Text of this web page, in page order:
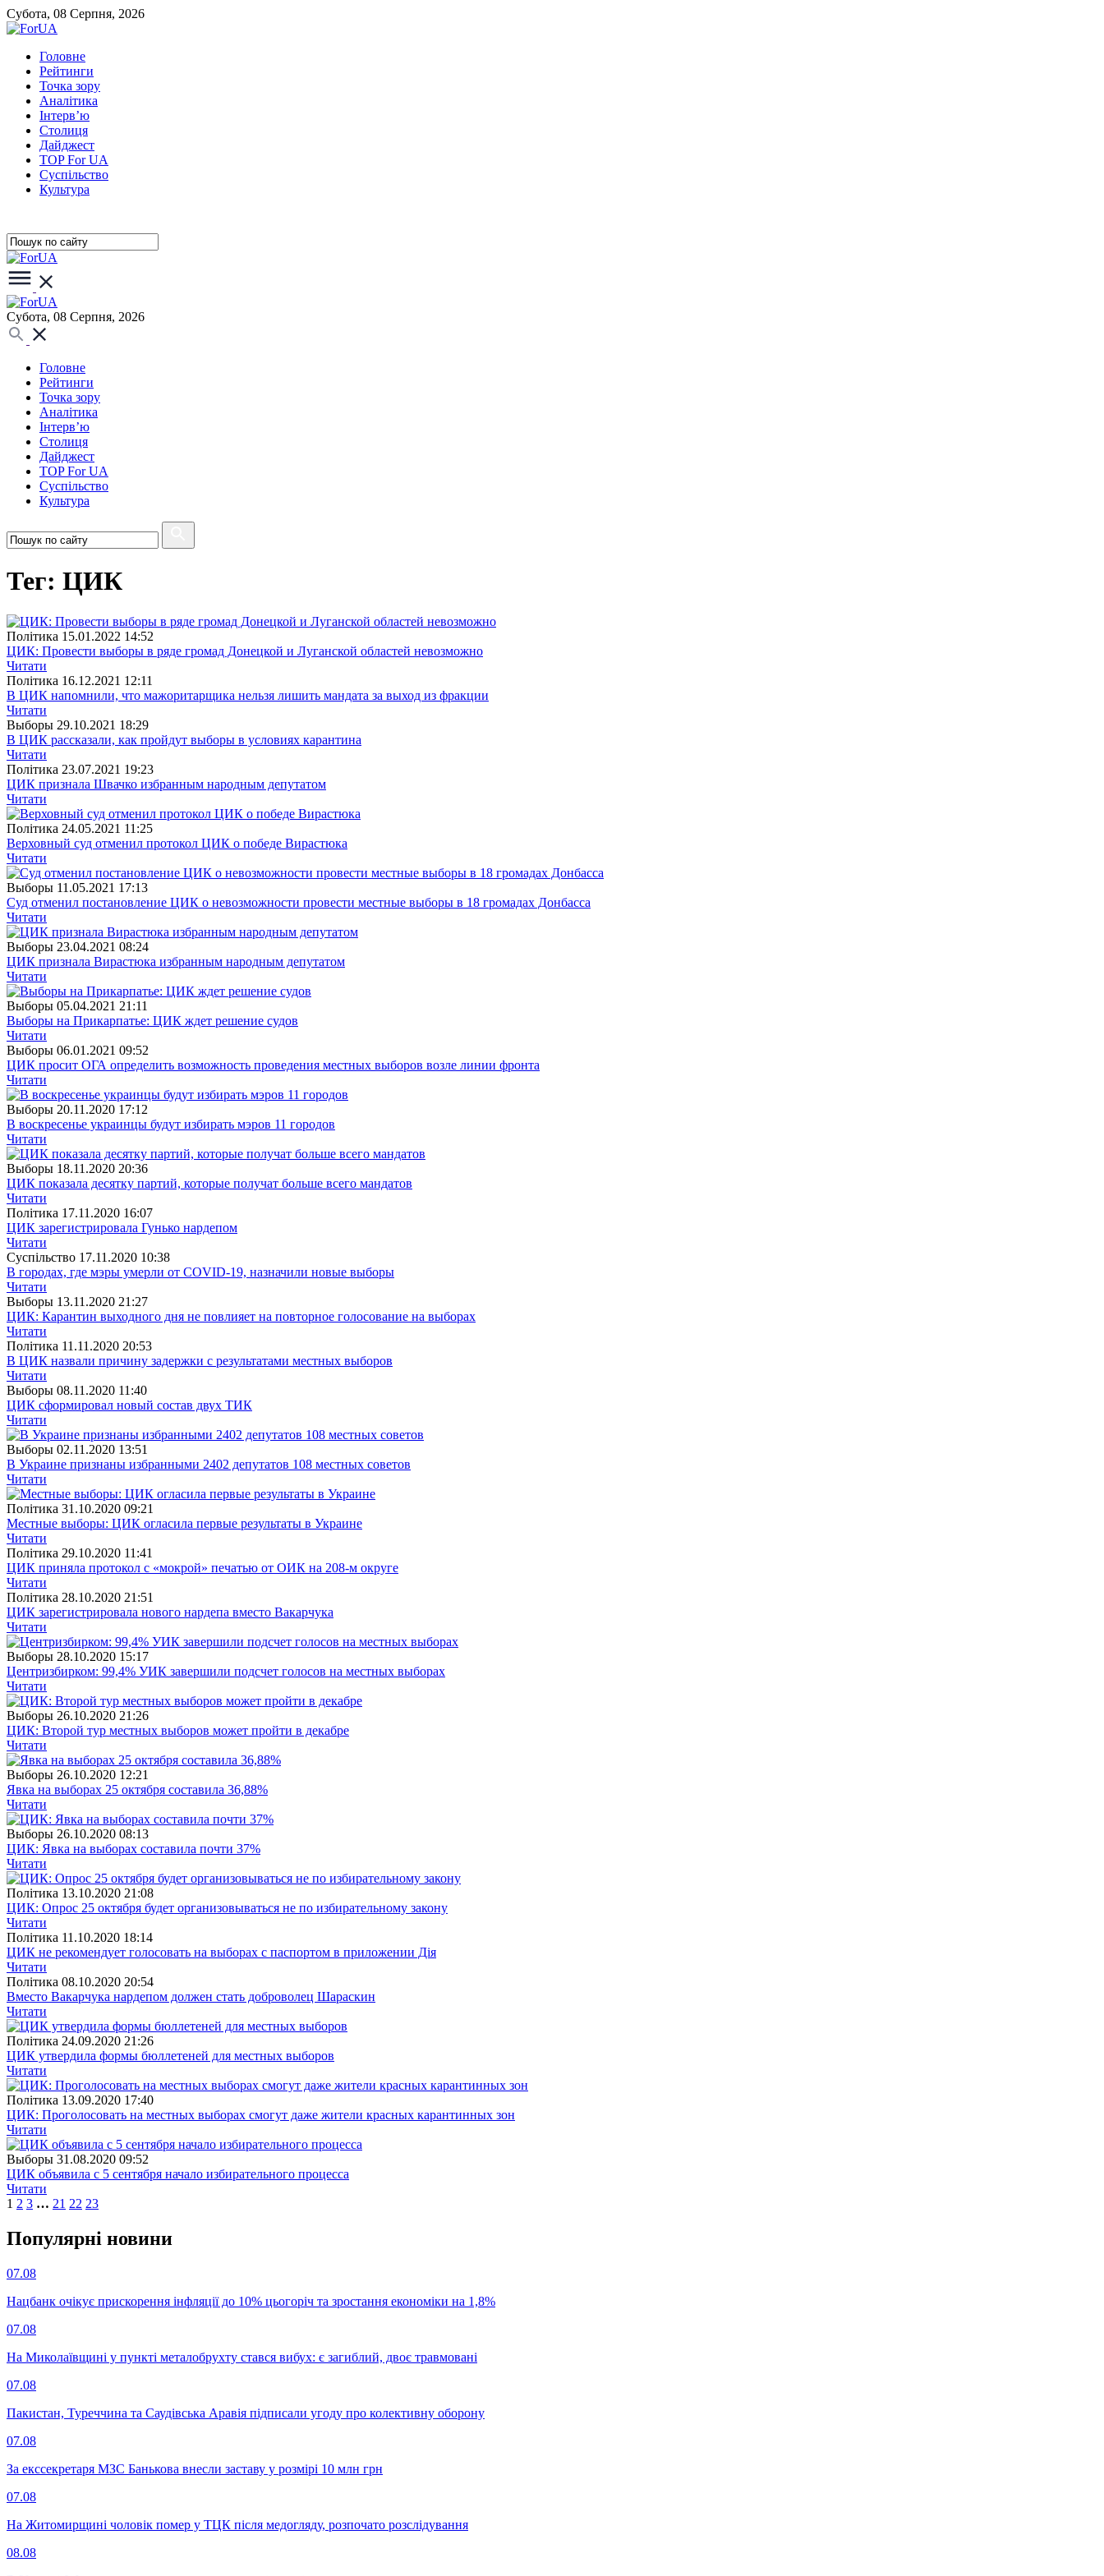
Субота, 08 Серпня, 2026
Головне
Рейтинги
Точка зору
Аналітика
Інтерв’ю
Столиця
Дайджест
TOP For UA
Суспiльство
Культура
Субота, 08 Серпня, 2026
Головне
Рейтинги
Точка зору
Аналітика
Інтерв’ю
Столиця
Дайджест
TOP For UA
Суспiльство
Культура
Тег: ЦИК
Полiтика 15.01.2022 14:52
ЦИК: Провести выборы в ряде громад Донецкой и Луганской областей невозможно
Читати
Полiтика 16.12.2021 12:11
В ЦИК напомнили, что мажоритарщика нельзя лишить мандата за выход из фракции
Читати
Выборы 29.10.2021 18:29
В ЦИК рассказали, как пройдут выборы в условиях карантина
Читати
Полiтика 23.07.2021 19:23
ЦИК признала Швачко избранным народным депутатом
Читати
Полiтика 24.05.2021 11:25
Верховный суд отменил протокол ЦИК о победе Вирастюка
Читати
Выборы 11.05.2021 17:13
Суд отменил постановление ЦИК о невозможности провести местные выборы в 18 громадах Донбасса
Читати
Выборы 23.04.2021 08:24
ЦИК признала Вирастюка избранным народным депутатом
Читати
Выборы 05.04.2021 21:11
Выборы на Прикарпатье: ЦИК ждет решение судов
Читати
Выборы 06.01.2021 09:52
ЦИК просит ОГА определить возможность проведения местных выборов возле линии фронта
Читати
Выборы 20.11.2020 17:12
В воскресенье украинцы будут избирать мэров 11 городов
Читати
Выборы 18.11.2020 20:36
ЦИК показала десятку партий, которые получат больше всего мандатов
Читати
Полiтика 17.11.2020 16:07
ЦИК зарегистрировала Гунько нардепом
Читати
Суспiльство 17.11.2020 10:38
В городах, где мэры умерли от COVID-19, назначили новые выборы
Читати
Выборы 13.11.2020 21:27
ЦИК: Карантин выходного дня не повлияет на повторное голосование на выборах
Читати
Полiтика 11.11.2020 20:53
В ЦИК назвали причину задержки с результатами местных выборов
Читати
Выборы 08.11.2020 11:40
ЦИК сформировал новый состав двух ТИК
Читати
Выборы 02.11.2020 13:51
В Украине признаны избранными 2402 депутатов 108 местных советов
Читати
Полiтика 31.10.2020 09:21
Местные выборы: ЦИК огласила первые результаты в Украине
Читати
Полiтика 29.10.2020 11:41
ЦИК приняла протокол с «мокрой» печатью от ОИК на 208-м округе
Читати
Полiтика 28.10.2020 21:51
ЦИК зарегистрировала нового нардепа вместо Вакарчука
Читати
Выборы 28.10.2020 15:17
Центризбирком: 99,4% УИК завершили подсчет голосов на местных выборах
Читати
Выборы 26.10.2020 21:26
ЦИК: Второй тур местных выборов может пройти в декабре
Читати
Выборы 26.10.2020 12:21
Явка на выборах 25 октября составила 36,88%
Читати
Выборы 26.10.2020 08:13
ЦИК: Явка на выборах составила почти 37%
Читати
Полiтика 13.10.2020 21:08
ЦИК: Опрос 25 октября будет организовываться не по избирательному закону
Читати
Полiтика 11.10.2020 18:14
ЦИК не рекомендует голосовать на выборах с паспортом в приложении Дія
Читати
Полiтика 08.10.2020 20:54
Вместо Вакарчука нардепом должен стать доброволец Шараскин
Читати
Полiтика 24.09.2020 21:26
ЦИК утвердила формы бюллетеней для местных выборов
Читати
Полiтика 13.09.2020 17:40
ЦИК: Проголосовать на местных выборах смогут даже жители красных карантинных зон
Читати
Выборы 31.08.2020 09:52
ЦИК объявила с 5 сентября начало избирательного процесса
Читати
1 2 3 … 21 22 23
Популярнi новини
07.08
Нацбанк очікує прискорення інфляції до 10% цьогоріч та зростання економіки на 1,8%
07.08
На Миколаївщині у пункті металобрухту стався вибух: є загиблий, двоє травмовані
07.08
Пакистан, Туреччина та Саудівська Аравія підписали угоду про колективну оборону
07.08
За екссекретаря МЗС Банькова внесли заставу у розмірі 10 млн грн
07.08
На Житомирщині чоловік помер у ТЦК після медогляду, розпочато розслідування
08.08